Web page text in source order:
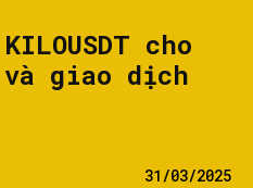
cho
giao dịch
31/03/2025